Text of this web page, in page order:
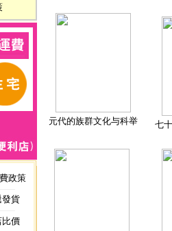
政策
發貨
比價
元代的族群文化与科举 七